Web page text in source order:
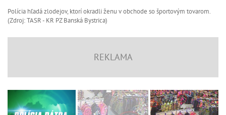
Polícia hľadá zlodejov, ktorí okradli ženu v obchode so športovým tovarom.
(Zdroj: TASR - KR PZ Banská Bystrica)